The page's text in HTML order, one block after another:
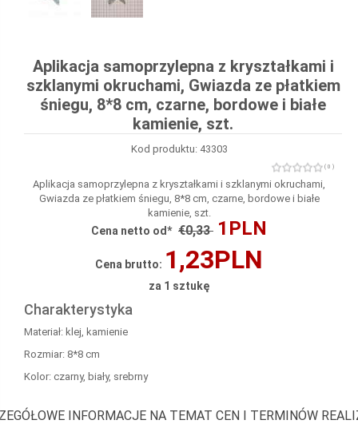
Aplikacja samoprzylepna z kryształkami i
szklanymi okruchami, Gwiazda ze płatkiem
śniegu, 8*8 cm, czarne, bordowe i białe
kamienie, szt.
Kod produktu: 43303
( 0 )
Aplikacja samoprzylepna z kryształkami i szklanymi okruchami,
Gwiazda ze płatkiem śniegu, 8*8 cm, czarne, bordowe i białe
kamienie, szt.
Cena netto od* €0,33 1PLN
Cena brutto: 1,23PLN
za 1 sztukę
Charakterystyka
Materiał: klej, kamienie
Rozmiar: 8*8 cm
Kolor: czarny, biały, srebrny
INFORMACJE NA TEMAT CEN I TERMINÓW